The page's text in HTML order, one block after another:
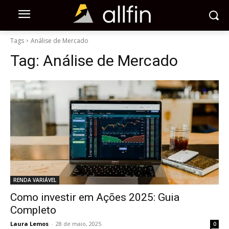
Tags Análise de Mercado
Tag: Análise de Mercado
RENDA VARIÁVEL
Como investir em Ações 2025: Guia
Completo
Laura Lemos - 28 de maio, 2025 0